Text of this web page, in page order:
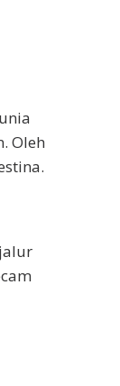
Oleh